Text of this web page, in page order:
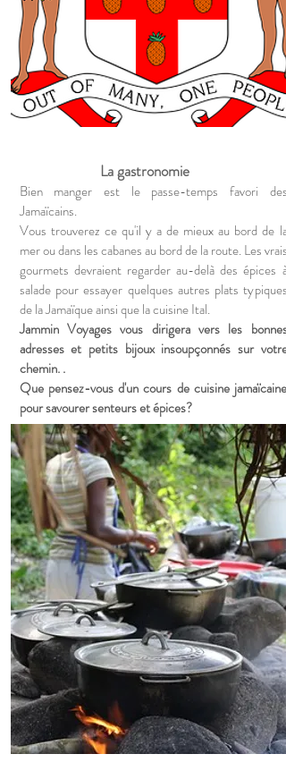
Bien manger est le passe-temps favori des
Jamaïcains.
Vous trouverez ce qu'il y a de mieux au bord de la
mer ou dans les cabanes au bord de la route. Les vrais
gourmets devraient regarder au-delà des épices à
salade pour essayer quelques autres plats typiques
de la Jamaïque ainsi que la cuisine Ital.
Jammin Voyages vous dirigera vers les bonnes
adresses et petits bijoux insoupçonnés sur votre
chemin. .
Que pensez-vous d'un cours de cuisine jamaïcaine
pour savourer senteurs et épices?
La gastronomie